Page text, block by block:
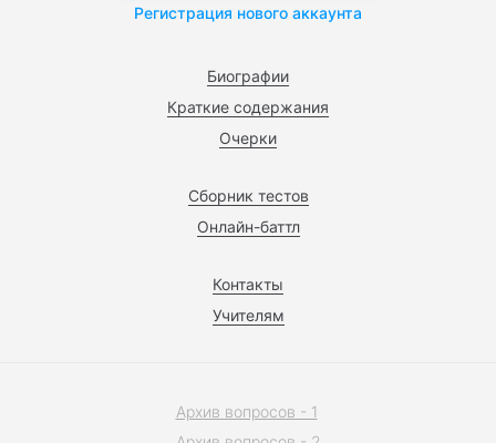
Биографии
Краткие содержания
Очерки
Сборник тестов
Онлайн-баттл
Контакты
Учителям
Регистрация нового аккаунта
Архив вопросов - 1